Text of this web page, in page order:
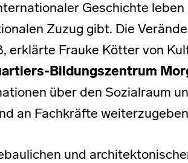
Geschichte
Zuzug gibt. Die
erklärte Frauke Kötter von
Bildungszentrum
über den Sozialraum
an Fachkräfte
und